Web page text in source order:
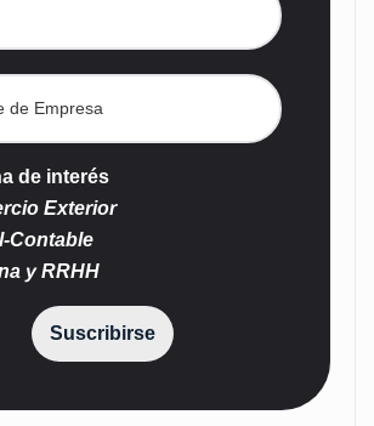
de interés
Exterior
Contable
y RRHH
Suscribirse